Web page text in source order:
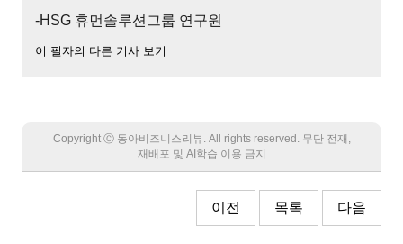
-HSG 휴먼솔루션그룹 연구원
이 필자의 다른 기사 보기
Copyright Ⓒ 동아비즈니스리뷰. All rights reserved. 무단 전재,
재배포 및 AI학습 이용 금지
이전 목록 다음